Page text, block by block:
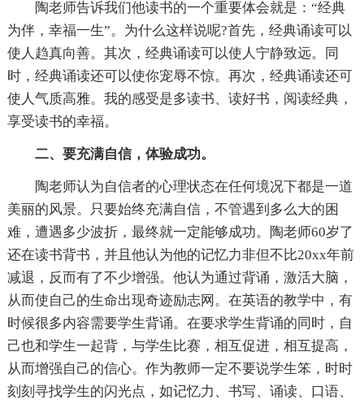
陶老师告诉我们他读书的一个重要体会就是：“经典
为伴，幸福一生”。为什么这样说呢?首先，经典诵读可以
使人趋真向善。其次，经典诵读可以使人宁静致远。同
时，经典诵读还可以使你宠辱不惊。再次，经典诵读还可
使人气质高雅。我的感受是多读书、读好书，阅读经典，
享受读书的幸福。
二、要充满自信，体验成功。
陶老师认为自信者的心理状态在任何境况下都是一道
美丽的风景。只要始终充满自信，不管遇到多么大的困
难，遭遇多少波折，最终就一定能够成功。陶老师60岁了
还在读书背书，并且他认为他的记忆力非但不比20xx年前
减退，反而有了不少增强。他认为通过背诵，激活大脑，
从而使自己的生命出现奇迹励志网。在英语的教学中，有
时候很多内容需要学生背诵。在要求学生背诵的同时，自
己也和学生一起背，与学生比赛，相互促进，相互提高，
从而增强自己的信心。作为教师一定不要说学生笨，时时
刻刻寻找学生的闪光点，如记忆力、书写、诵读、口语、